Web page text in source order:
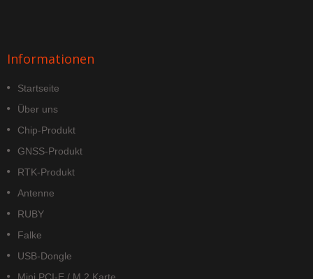
Informationen
Startseite
Über uns
Chip-Produkt
GNSS-Produkt
RTK-Produkt
Antenne
RUBY
Falke
USB-Dongle